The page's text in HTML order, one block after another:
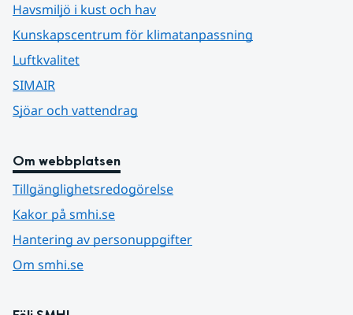
Havsmiljö i kust och hav
Kunskapscentrum för klimatanpassning
Luftkvalitet
SIMAIR
Sjöar och vattendrag
Om webbplatsen
Tillgänglighetsredogörelse
Kakor på smhi.se
Hantering av personuppgifter
Om smhi.se